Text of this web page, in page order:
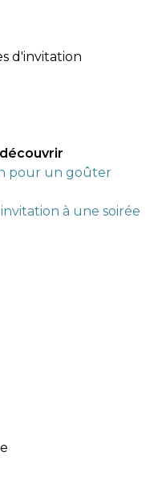
d'invitation
pour un goûter
à une soirée